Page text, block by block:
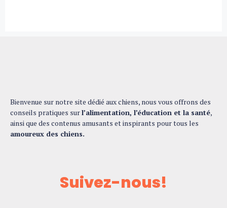
Bienvenue sur notre site dédié aux chiens, nous vous offrons des
conseils pratiques surl’alimentation, l’éducation et la santé,
ainsi que des contenus amusants et inspirants pour tous les
amoureux des chiens.
Suivez-nous!